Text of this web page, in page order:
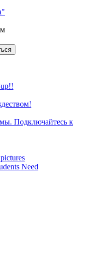
Подключайтесь к
Need